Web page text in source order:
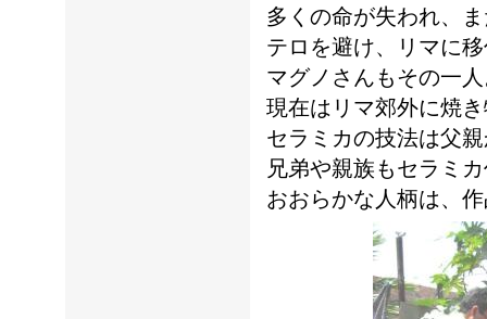
多くの命が失われ、
テロを避け、リマに
マグノさんもその一
現在はリマ郊外に焼
セラミカの技法は父
兄弟や親族もセラミ
おおらかな人柄は、